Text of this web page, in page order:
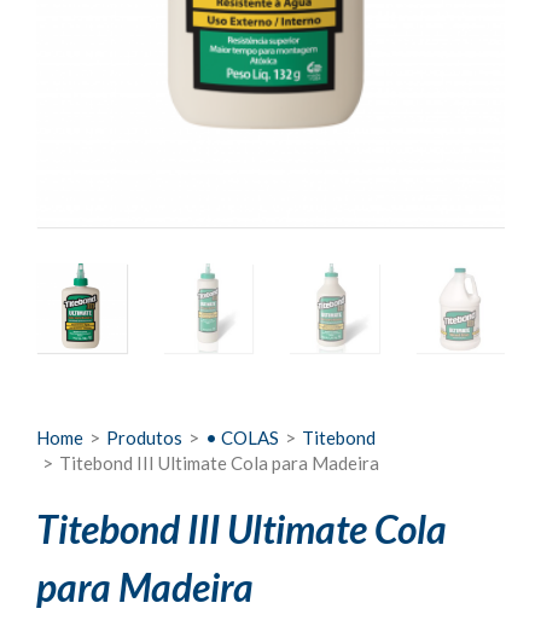
Home > Produtos > • COLAS > Titebond
> Titebond III Ultimate Cola para Madeira
Titebond III Ultimate Cola
para Madeira